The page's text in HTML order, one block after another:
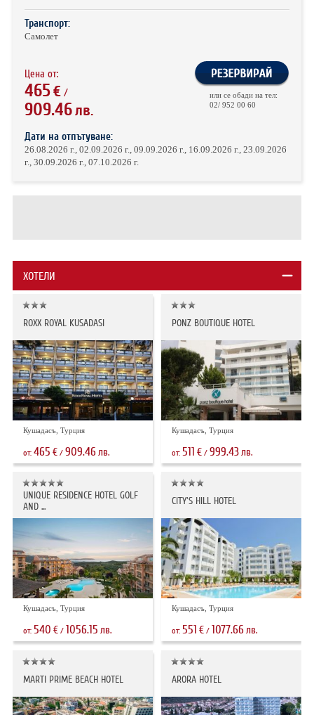
Транспорт:
Самолет
Цена от:
465€/
909.46лв.
или се обади на тел:
02/ 952 00 60
Дати на отпътуване:
26.08.2026 г., 02.09.2026 г., 09.09.2026 г., 16.09.2026 г., 23.09.2026
г., 30.09.2026 г., 07.10.2026 г.
ХОТЕЛИ
ROXX ROYAL KUSADASI
Кушадасъ, Турция
от: 465 €/ 909.46лв.
PONZ BOUTIQUE HOTEL
Кушадасъ, Турция
от:511 € /999.43лв.
UNIQUE RESIDENCE HOTEL GOLF
AND ...
Кушадасъ, Турция
от: 540 €/ 1056.15 лв.
CITY'S HILL HOTEL
Кушадасъ, Турция
от:551 € / 1077.66лв.
MARTI PRIME BEACH HOTEL ARORA HOTEL